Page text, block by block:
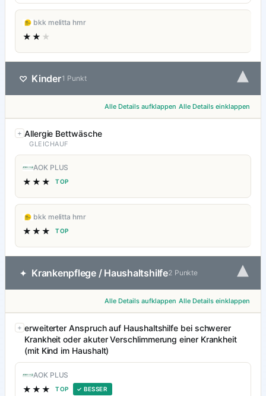
bkk melitta hmr
★★ ★
♡ Kinder1 Punkt ▾
Alle Details aufklappen Alle Details einklappen
Allergie Bettwäsche
GLEICHAUF
AOK PLUS
★★★ TOP
bkk melitta hmr
★★★ TOP
✦ Krankenpflege / Haushaltshilfe2 Punkte ▾
Alle Details aufklappen Alle Details einklappen
erweiterter Anspruch auf Haushaltshilfe bei schwerer
Krankheit oder akuter Verschlimmerung einer Krankheit
(mit Kind im Haushalt)
AOK PLUS
★★★ TOP ✓ BESSER